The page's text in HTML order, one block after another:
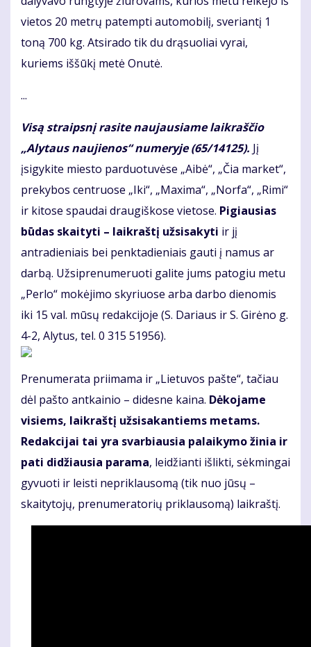
vietos 20 metrų patempti automobilį, sveriantį 1
toną 700 kg. Atsirado tik du drąsuoliai vyrai,
kuriems iššūkį metė Onutė.
...
Visą straipsnį rasite naujausiame laikraščio
„Alytaus naujienos“ numeryje (65/14125). Jį
įsigykite miesto parduotuvėse „Aibė“, „Čia market“,
prekybos centruose „Iki“, „Maxima“, „Norfa“, „Rimi“
ir kitose spaudai draugiškose vietose. Pigiausias
būdas skaityti – laikraštį užsisakyti ir jį
antradieniais bei penktadieniais gauti į namus ar
darbą. Užsiprenumeruoti galite jums patogiu metu
„Perlo“ mokėjimo skyriuose arba darbo dienomis
iki 15 val. mūsų redakcijoje (S. Dariaus ir S. Girėno g.
4-2, Alytus, tel. 0 315 51956).
Prenumerata priimama ir „Lietuvos pašte“, tačiau
dėl pašto antkainio – didesne kaina. Dėkojame
visiems, laikraštį užsisakantiems metams.
Redakcijai tai yra svarbiausia palaikymo žinia ir
pati didžiausia parama, leidžianti išlikti, sėkmingai
gyvuoti ir leisti nepriklausomą (tik nuo jūsų –
skaitytojų, prenumeratorių priklausomą) laikraštį.